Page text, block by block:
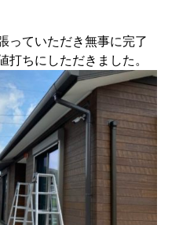
っていただき無事に完了
打ちにしただきました。